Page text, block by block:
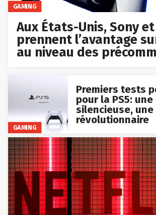
GAMING
Aux États-Unis, Sony et
prennent l’avantage
au niveau des
GAMING
Premiers tests
pour la PS5:
silencieuse,
révolutionnaire